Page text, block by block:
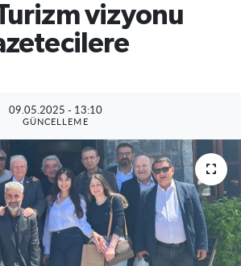
vizyonu
09.05.2025 - 13:10
GÜNCELLEME
Haritası
Durumu ve Fikstür